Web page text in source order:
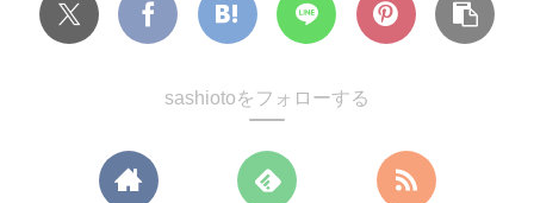
sashiotoをフォローする